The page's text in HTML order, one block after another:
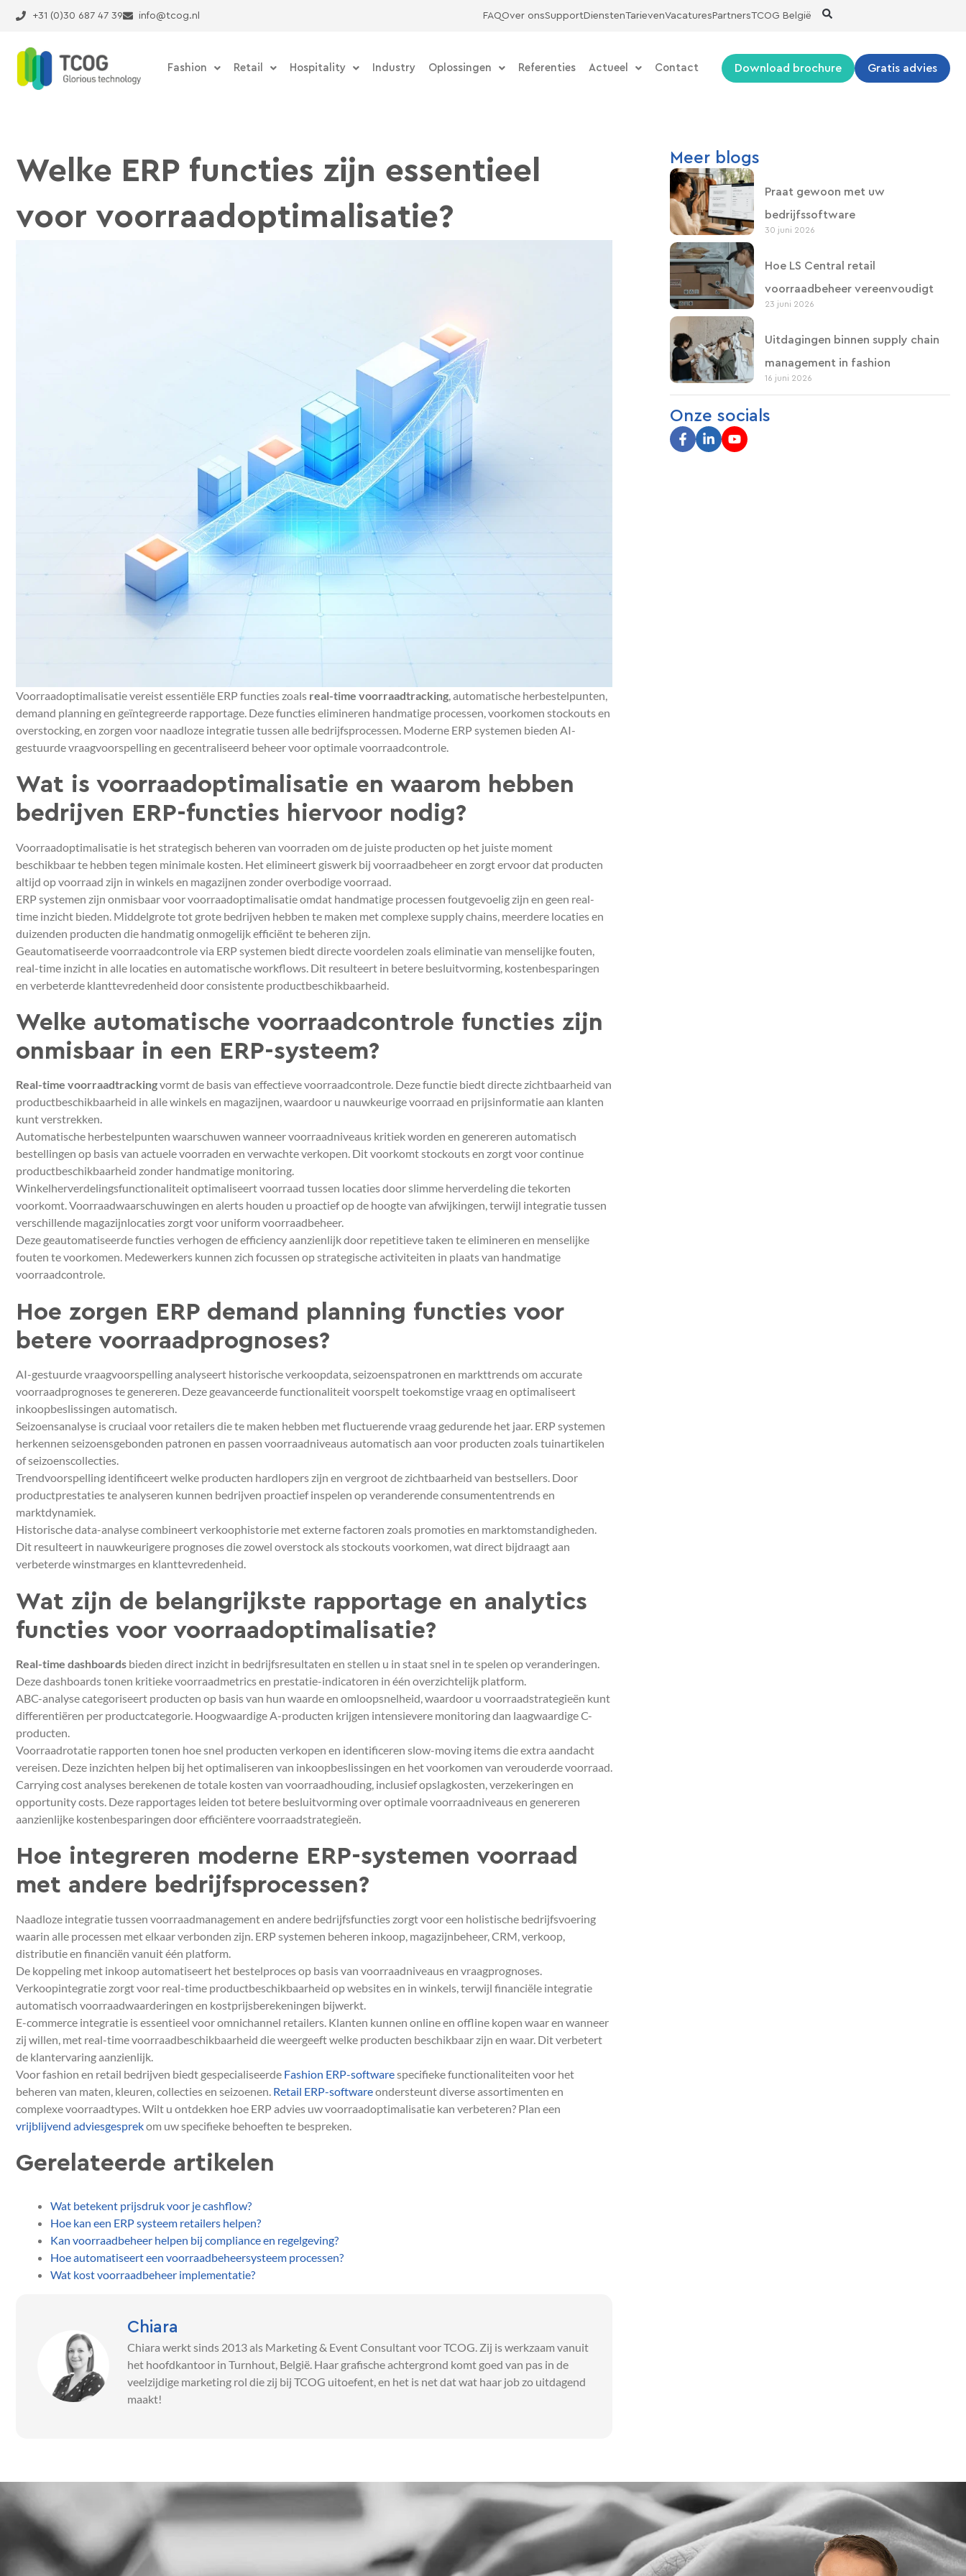
naar
inhoud
+31 (0)30 687 47 39 info@tcog.nl FAQOver onsSupportDienstenTarievenVacatures PartnersTCOG België
Fashion Retail Hospitality Industry Oplossingen Referenties Actueel Contact Download brochure Gratis advies
Welke ERP functies zijn essentieel
voor voorraadoptimalisatie?
Voorraadoptimalisatie vereist essentiële ERP functies zoals real-time voorraadtracking, automatische herbestelpunten,
demand planning en geïntegreerde rapportage. Deze functies elimineren handmatige processen, voorkomen stockouts en
overstocking, en zorgen voor naadloze integratie tussen alle bedrijfsprocessen. Moderne ERP systemen bieden AI-
gestuurde vraagvoorspelling en gecentraliseerd beheer voor optimale voorraadcontrole.
Wat is voorraadoptimalisatie en waarom hebben
bedrijven ERP-functies hiervoor nodig?
Voorraadoptimalisatie is het strategisch beheren van voorraden om de juiste producten op het juiste moment
beschikbaar te hebben tegen minimale kosten. Het elimineert giswerk bij voorraadbeheer en zorgt ervoor dat producten
altijd op voorraad zijn in winkels en magazijnen zonder overbodige voorraad.
ERP systemen zijn onmisbaar voor voorraadoptimalisatie omdat handmatige processen foutgevoelig zijn en geen real-
time inzicht bieden. Middelgrote tot grote bedrijven hebben te maken met complexe supply chains, meerdere locaties en
duizenden producten die handmatig onmogelijk efficiënt te beheren zijn.
Geautomatiseerde voorraadcontrole via ERP systemen biedt directe voordelen zoals eliminatie van menselijke fouten,
real-time inzicht in alle locaties en automatische workflows. Dit resulteert in betere besluitvorming, kostenbesparingen
en verbeterde klanttevredenheid door consistente productbeschikbaarheid.
Welke automatische voorraadcontrole functies zijn
onmisbaar in een ERP-systeem?
Real-time voorraadtrackingvormt de basis van effectieve voorraadcontrole. Deze functie biedt directe zichtbaarheid van
productbeschikbaarheid in alle winkels en magazijnen, waardoor u nauwkeurige voorraad en prijsinformatie aan klanten
kunt verstrekken.
Automatische herbestelpunten waarschuwen wanneer voorraadniveaus kritiek worden en genereren automatisch
bestellingen op basis van actuele voorraden en verwachte verkopen. Dit voorkomt stockouts en zorgt voor continue
productbeschikbaarheid zonder handmatige monitoring.
Winkelherverdelingsfunctionaliteit optimaliseert voorraad tussen locaties door slimme herverdeling die tekorten
voorkomt. Voorraadwaarschuwingen en alerts houden u proactief op de hoogte van afwijkingen, terwijl integratie tussen
verschillende magazijnlocaties zorgt voor uniform voorraadbeheer.
Deze geautomatiseerde functies verhogen de efficiency aanzienlijk door repetitieve taken te elimineren en menselijke
fouten te voorkomen. Medewerkers kunnen zich focussen op strategische activiteiten in plaats van handmatige
voorraadcontrole.
Hoe zorgen ERP demand planning functies voor
betere voorraadprognoses?
AI-gestuurde vraagvoorspelling analyseert historische verkoopdata, seizoenspatronen en markttrends om accurate
voorraadprognoses te genereren. Deze geavanceerde functionaliteit voorspelt toekomstige vraag en optimaliseert
inkoopbeslissingen automatisch.
Seizoensanalyse is cruciaal voor retailers die te maken hebben met fluctuerende vraag gedurende het jaar. ERP systemen
herkennen seizoensgebonden patronen en passen voorraadniveaus automatisch aan voor producten zoals tuinartikelen
of seizoenscollecties.
Trendvoorspelling identificeert welke producten hardlopers zijn en vergroot de zichtbaarheid van bestsellers. Door
productprestaties te analyseren kunnen bedrijven proactief inspelen op veranderende consumententrends en
marktdynamiek.
Historische data-analyse combineert verkoophistorie met externe factoren zoals promoties en marktomstandigheden.
Dit resulteert in nauwkeurigere prognoses die zowel overstock als stockouts voorkomen, wat direct bijdraagt aan
verbeterde winstmarges en klanttevredenheid.
Wat zijn de belangrijkste rapportage en analytics
functies voor voorraadoptimalisatie?
Real-time dashboards bieden direct inzicht in bedrijfsresultaten en stellen u in staat snel in te spelen op veranderingen.
Deze dashboards tonen kritieke voorraadmetrics en prestatie-indicatoren in één overzichtelijk platform.
ABC-analyse categoriseert producten op basis van hun waarde en omloopsnelheid, waardoor u voorraadstrategieën kunt
differentiëren per productcategorie. Hoogwaardige A-producten krijgen intensievere monitoring dan laagwaardige C-
producten.
Voorraadrotatie rapporten tonen hoe snel producten verkopen en identificeren slow-moving items die extra aandacht
vereisen. Deze inzichten helpen bij het optimaliseren van inkoopbeslissingen en het voorkomen van verouderde voorraad.
Carrying cost analyses berekenen de totale kosten van voorraadhouding, inclusief opslagkosten, verzekeringen en
opportunity costs. Deze rapportages leiden tot betere besluitvorming over optimale voorraadniveaus en genereren
aanzienlijke kostenbesparingen door efficiëntere voorraadstrategieën.
Hoe integreren moderne ERP-systemen voorraad
met andere bedrijfsprocessen?
Naadloze integratie tussen voorraadmanagement en andere bedrijfsfuncties zorgt voor een holistische bedrijfsvoering
waarin alle processen met elkaar verbonden zijn. ERP systemen beheren inkoop, magazijnbeheer, CRM, verkoop,
distributie en financiën vanuit één platform.
De koppeling met inkoop automatiseert het bestelproces op basis van voorraadniveaus en vraagprognoses.
Verkoopintegratie zorgt voor real-time productbeschikbaarheid op websites en in winkels, terwijl financiële integratie
automatisch voorraadwaarderingen en kostprijsberekeningen bijwerkt.
E-commerce integratie is essentieel voor omnichannel retailers. Klanten kunnen online en offline kopen waar en wanneer
zij willen, met real-time voorraadbeschikbaarheid die weergeeft welke producten beschikbaar zijn en waar. Dit verbetert
de klantervaring aanzienlijk.
Voor fashion en retail bedrijven biedt gespecialiseerde Fashion ERP-softwarespecifieke functionaliteiten voor het
beheren van maten, kleuren, collecties en seizoenen. Retail ERP-softwareondersteunt diverse assortimenten en
complexe voorraadtypes. Wilt u ontdekken hoe ERP advies uw voorraadoptimalisatie kan verbeteren? Plan een
vrijblijvend adviesgesprekom uw specifieke behoeften te bespreken.
Gerelateerde artikelen
Wat betekent prijsdruk voor je cashflow?
Hoe kan een ERP systeem retailers helpen?
Kan voorraadbeheer helpen bij compliance en regelgeving?
Hoe automatiseert een voorraadbeheersysteem processen?
Wat kost voorraadbeheer implementatie?
Chiara
Chiara werkt sinds 2013 als Marketing & Event Consultant voor TCOG. Zij is werkzaam vanuit
het hoofdkantoor in Turnhout, België. Haar grafische achtergrond komt goed van pas in de
veelzijdige marketing rol die zij bij TCOG uitoefent, en het is net dat wat haar job zo uitdagend
maakt!
Meer blogs
Praat gewoon met uw
bedrijfssoftware
30 juni 2026
Hoe LS Central retail
voorraadbeheer vereenvoudigt
23 juni 2026
Uitdagingen binnen supply chain
management in fashion
16 juni 2026
Onze socials